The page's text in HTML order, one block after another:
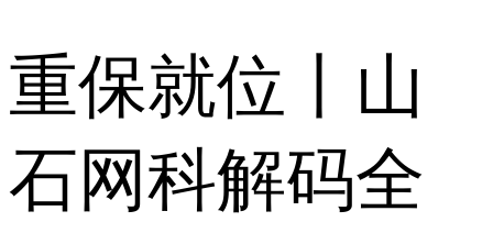
重保就位丨山
石网科解码全